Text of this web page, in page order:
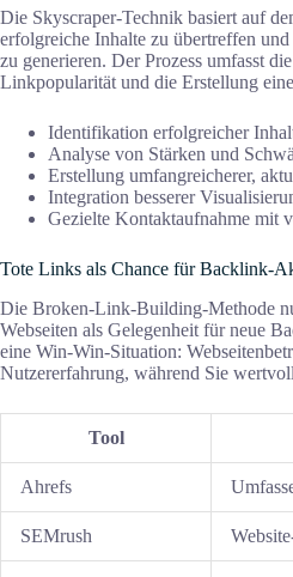
Die Skyscraper-Technik basiert auf
erfolgreiche Inhalte zu übertreffen
zu generieren. Der Prozess umfasst
Linkpopularität und die Erstellung
Identifikation erfolgreicher
Analyse von Stärken und
Erstellung umfangreicherer,
Integration besserer
Gezielte Kontaktaufnahme mit
Tote Links als Chance für Backlink-
Die Broken-Link-Building-Methode
Webseiten als Gelegenheit für neue
eine Win-Win-Situation:
Nutzererfahrung, während Sie
Tool
Ahrefs
SEMrush